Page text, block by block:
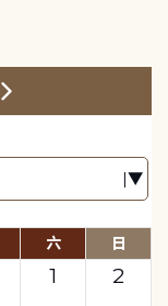
六 日
1
2